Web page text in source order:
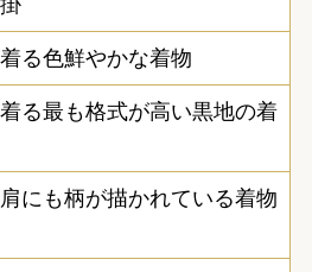
る色鮮やかな着物
る最も格式が高い黒地の着
にも柄が描かれている着物